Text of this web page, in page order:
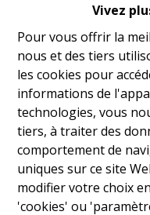
Vivez
Pour vous offrir la
nous et des tiers
les cookies pour
informations de
technologies, vous
tiers, à traiter des
comportement de
uniques sur ce site
modifier votre choix
'cookies' ou
3 1
Idéalement située à
et de toutes les
d’environ 110 m²
chaleureuse et son
Immédiatement
chambres